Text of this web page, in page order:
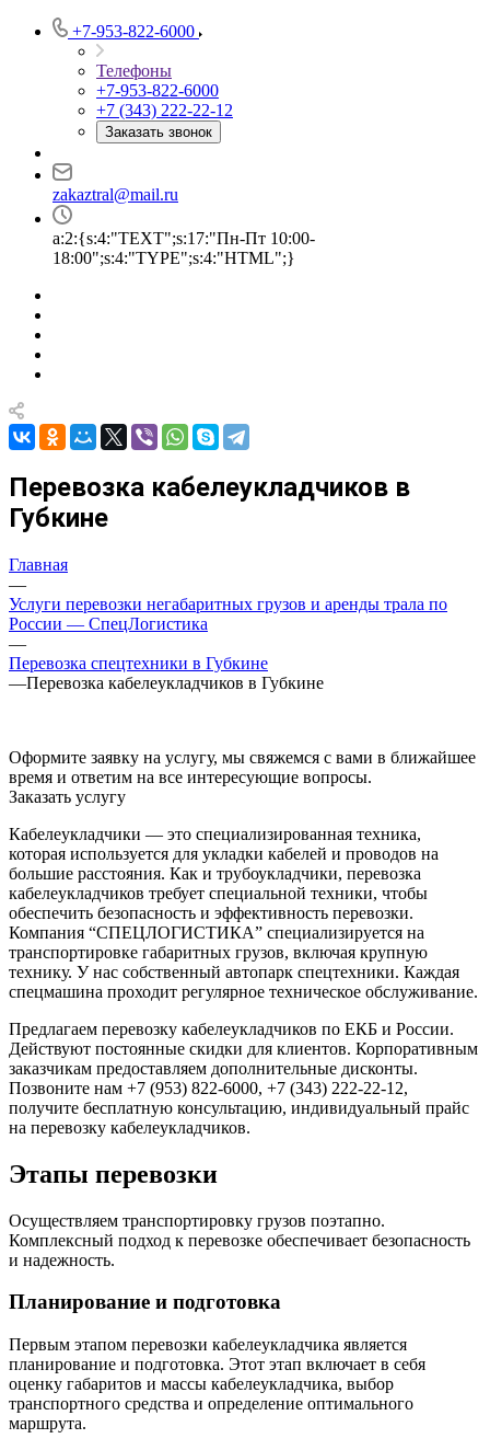
+7-953-822-6000
Телефоны
+7-953-822-6000
+7 (343) 222-22-12
Заказать звонок
zakaztral@mail.ru
a:2:{s:4:"TEXT";s:17:"Пн-Пт 10:00-
18:00";s:4:"TYPE";s:4:"HTML";}
Перевозка кабелеукладчиков в
Губкине
Главная
—
Услуги перевозки негабаритных грузов и аренды трала по
России — СпецЛогистика
—
Перевозка спецтехники в Губкине
—Перевозка кабелеукладчиков в Губкине
Оформите заявку на услугу, мы свяжемся с вами в ближайшее
время и ответим на все интересующие вопросы.
Заказать услугу
Кабелеукладчики — это специализированная техника,
которая используется для укладки кабелей и проводов на
большие расстояния. Как и трубоукладчики, перевозка
кабелеукладчиков требует специальной техники, чтобы
обеспечить безопасность и эффективность перевозки.
Компания “СПЕЦЛОГИСТИКА” специализируется на
транспортировке габаритных грузов, включая крупную
технику. У нас собственный автопарк спецтехники. Каждая
спецмашина проходит регулярное техническое обслуживание.
Предлагаем перевозку кабелеукладчиков по ЕКБ и России.
Действуют постоянные скидки для клиентов. Корпоративным
заказчикам предоставляем дополнительные дисконты.
Позвоните нам +7 (953) 822-6000, +7 (343) 222-22-12,
получите бесплатную консультацию, индивидуальный прайс
на перевозку кабелеукладчиков.
Этапы перевозки
Осуществляем транспортировку грузов поэтапно.
Комплексный подход к перевозке обеспечивает безопасность
и надежность.
Планирование и подготовка
Первым этапом перевозки кабелеукладчика является
планирование и подготовка. Этот этап включает в себя
оценку габаритов и массы кабелеукладчика, выбор
транспортного средства и определение оптимального
маршрута.